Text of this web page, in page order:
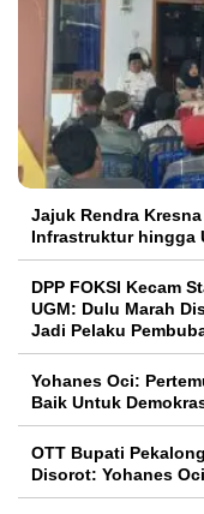
Jajuk Rendra
Infrastruktur hingga
DPP FOKSI Kecam
UGM: Dulu Marah
Jadi Pelaku
Yohanes Oci:
Baik Untuk
OTT Bupati
Disorot: Yohanes